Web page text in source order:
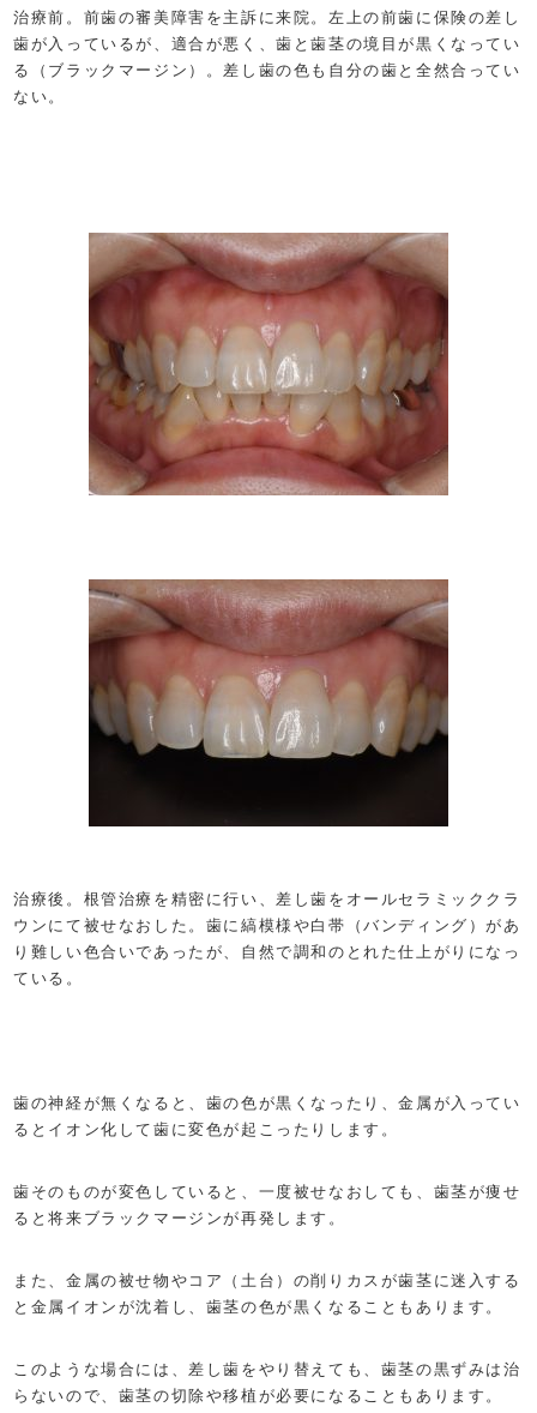
治療前。前歯の審美障害を主訴に来院。左上の前歯に保険の差し
歯が入っているが、適合が悪く、歯と歯茎の境目が黒くなってい
る（ブラックマージン）。差し歯の色も自分の歯と全然合ってい
ない。
治療後。根管治療を精密に行い、差し歯をオールセラミッククラ
ウンにて被せなおした。歯に縞模様や白帯（バンディング）があ
り難しい色合いであったが、自然で調和のとれた仕上がりになっ
ている。
歯の神経が無くなると、歯の色が黒くなったり、金属が入ってい
るとイオン化して歯に変色が起こったりします。
歯そのものが変色していると、一度被せなおしても、歯茎が痩せ
ると将来ブラックマージンが再発します。
また、金属の被せ物やコア（土台）の削りカスが歯茎に迷入する
と金属イオンが沈着し、歯茎の色が黒くなることもあります。
このような場合には、差し歯をやり替えても、歯茎の黒ずみは治
らないので、歯茎の切除や移植が必要になることもあります。